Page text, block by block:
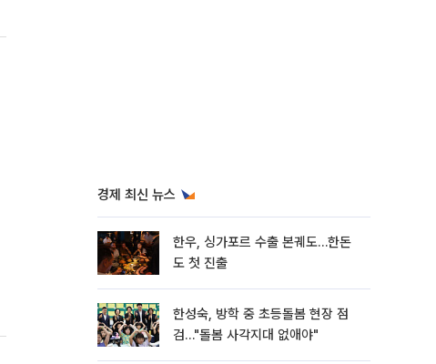
경제 최신 뉴스
한우, 싱가포르 수출 본궤도…한돈
도 첫 진출
한성숙, 방학 중 초등돌봄 현장 점
검…"돌봄 사각지대 없애야"